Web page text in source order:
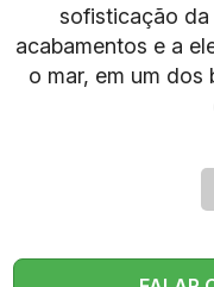
sofisticação
acabamentos e a
o mar, em um dos